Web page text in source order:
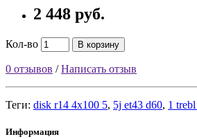
2 448 руб.
Кол-во В корзину
0 отзывов /Написать отзыв
Теги: disk r14 4x100 5, 5j et43 d60, 1
Информация